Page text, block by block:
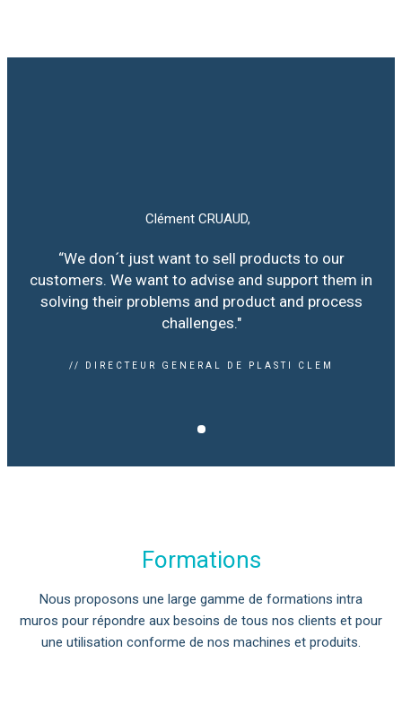
Clément CRUAUD,
“We don´t just want to sell products to our
customers. We want to advise and support them in
solving their problems and product and process
challenges."
// DIRECTEUR GENERAL DE PLASTI CLEM
Formations
Nous proposons une large gamme de formations intra
muros pour répondre aux besoins de tous nos clients et pour
une utilisation conforme de nos machines et produits.